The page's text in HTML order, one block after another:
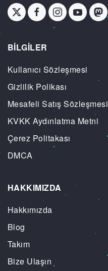
BİLGİLER
Kullanıcı Sözleşmesi
Gizlilik Polikası
Mesafeli Satış Sözleşmesi
KVKK Aydınlatma Metni
Çerez Politakası
DMCA
HAKKIMIZDA
Hakkımızda
Blog
Takım
Bize Ulaşın